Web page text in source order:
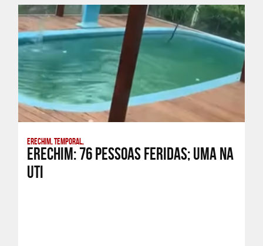
Erechim, Temporal,
Erechim: 76 pessoas feridas; Uma na
UTI